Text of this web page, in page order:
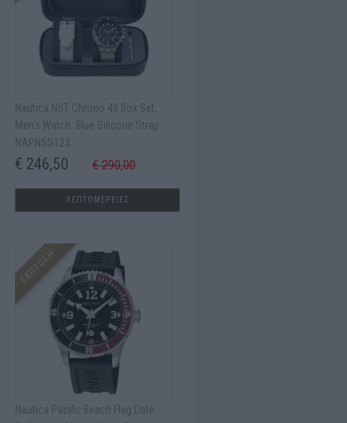
Nautica NST Chrono 49 Box Set,
Men's Watch, Blue Silicone Strap
NAPNSS123
€ 246,50 € 290,00
ΛΕΠΤΟΜΕΡΕΙΕΣ
ΕΚΠΤΩΣΗ
Nautica Pacific Beach Flag Date